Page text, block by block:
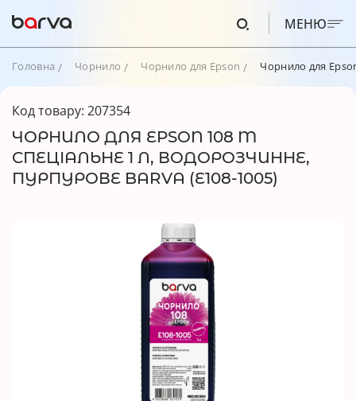
МЕНЮ
Головна Чорнило Чорнило для Epson Чорнило для
Код товару: 207354
ЧОРНИЛО ДЛЯ EPSON 108 M
СПЕЦІАЛЬНЕ 1 Л, ВОДОРОЗЧИННЕ,
ПУРПУРОВЕ BARVA (E108-1005)